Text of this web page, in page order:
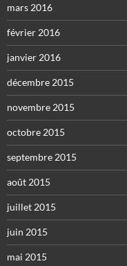
mars 2016
février 2016
janvier 2016
décembre 2015
novembre 2015
octobre 2015
septembre 2015
août 2015
juillet 2015
juin 2015
mai 2015